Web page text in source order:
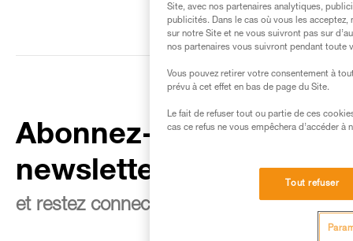
Abonnez-vous à la
newsletter
et restez connecté à notre actualité
Site, avec nos partenaires analytiques,
publicités. Dans le cas où vous les
sur notre Site et ne vous suivront pas sur
nos partenaires vous suivront pendant toute
Vous pouvez retirer votre consentement à
prévu à cet effet en bas de page du Site.
Le fait de refuser tout ou partie de ces
cas ce refus ne vous empêchera d’accéder à
Tout refuser